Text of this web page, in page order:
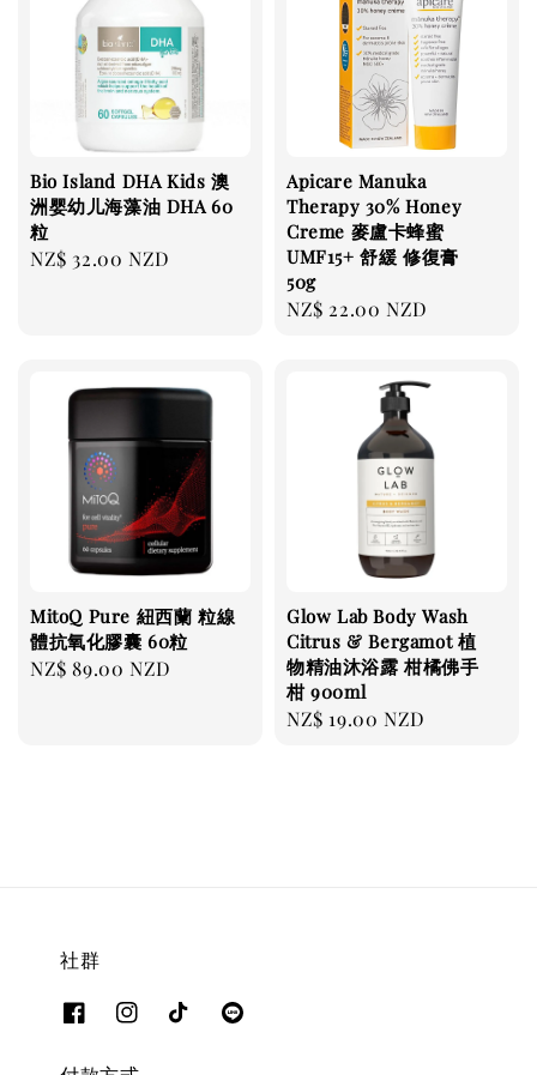
Bio Island DHA Kids 澳
洲婴幼儿海藻油 DHA 60
粒
Regular
NZ$ 32.00 NZD
Apicare Manuka
Therapy 30% Honey
Creme 麥盧卡蜂蜜
UMF15+ 舒緩 修復膏
50g
Regular
NZ$ 22.00 NZD
MitoQ Pure 紐西蘭 粒線
體抗氧化膠囊 60粒
Regular
NZ$ 89.00 NZD
Glow Lab Body Wash
Citrus & Bergamot 植
物精油沐浴露 柑橘佛手
柑 900ml
Regular
NZ$ 19.00 NZD
社群